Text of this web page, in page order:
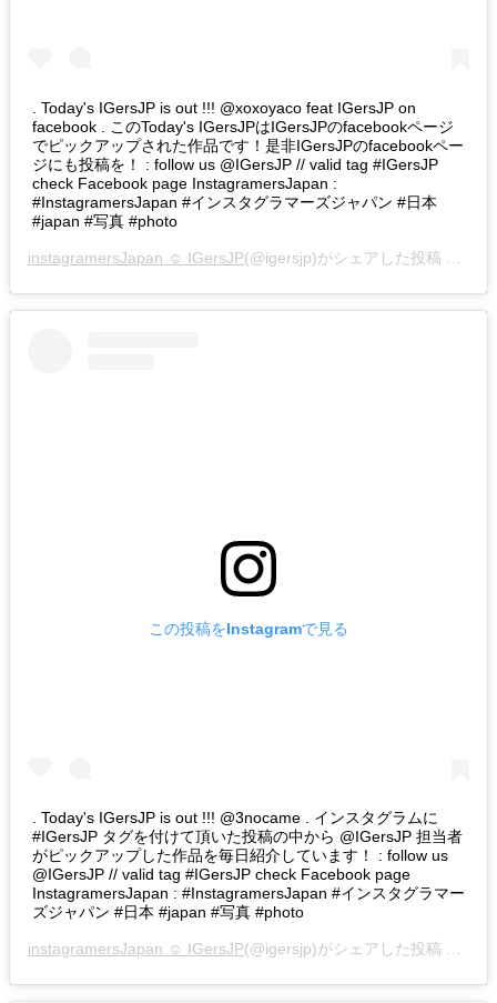
. Today's IGersJP is out !!! @xoxoyaco feat IGersJP on
facebook . このToday's IGersJPはIGersJPのfacebookページ
でピックアップされた作品です！是非IGersJPのfacebookペー
ジにも投稿を！ : follow us @IGersJP // valid tag #IGersJP
check Facebook page InstagramersJapan :
#InstagramersJapan #インスタグラマーズジャパン #日本
#japan #写真 #photo
instagramersJapan ☺︎ IGersJP(@igersjp)がシェアした投稿 –
この投稿をInstagramで見る
. Today's IGersJP is out !!! @3nocame . インスタグラムに
#IGersJP タグを付けて頂いた投稿の中から @IGersJP 担当者
がピックアップした作品を毎日紹介しています！ : follow us
@IGersJP // valid tag #IGersJP check Facebook page
InstagramersJapan : #InstagramersJapan #インスタグラマー
ズジャパン #日本 #japan #写真 #photo
instagramersJapan ☺︎ IGersJP(@igersjp)がシェアした投稿 –